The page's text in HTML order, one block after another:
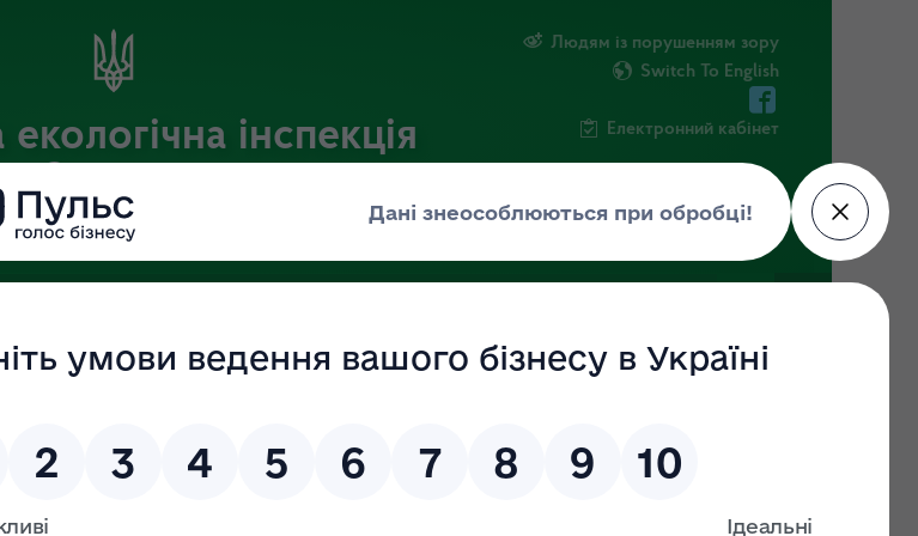
інспекція
Західного округу
Державної екологічної інспекції України
Людям із порушенням зору
Switch To English
Електронний кабінет
№ 450 "Про затвердження Уніфікованої
(позапланового) заходу державного нагляду